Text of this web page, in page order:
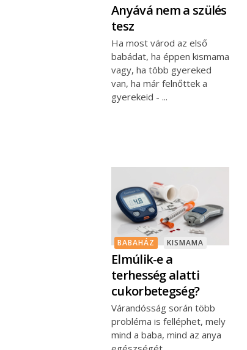
Anyává nem a szülés
tesz
Ha most várod az első
babádat, ha éppen kismama
vagy, ha több gyereked
van, ha már felnőttek a
gyerekeid -
BABAHÁZ KISMAMA
Elmúlik-e a
terhesség alatti
cukorbetegség?
Várandósság során több
probléma is felléphet, mely
mind a baba, mind az anya